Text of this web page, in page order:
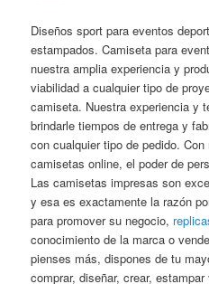
Diseños sport para eventos
estampados. Camiseta para
nuestra amplia experiencia y
viabilidad a cualquier tipo de
camiseta. Nuestra experiencia y
brindarle tiempos de entrega y
con cualquier tipo de pedido.
camisetas online, el poder de
Las camisetas impresas son
y esa es exactamente la razón
para promover su negocio,
conocimiento de la marca o
pienses más, dispones de tu
comprar, diseñar, crear,